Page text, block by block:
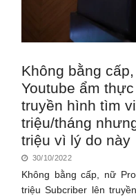
Không bằng
Youtube ẩm
truyền hình tìm
triệu/tháng
triệu vì lý do này
30/10/2022
Không bằng cấp, nữ
triệu Subcriber lên